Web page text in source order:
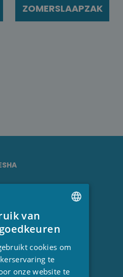
ZOMERSLAAPZAK
ENGLISH
van
cookies om
te
onze website te